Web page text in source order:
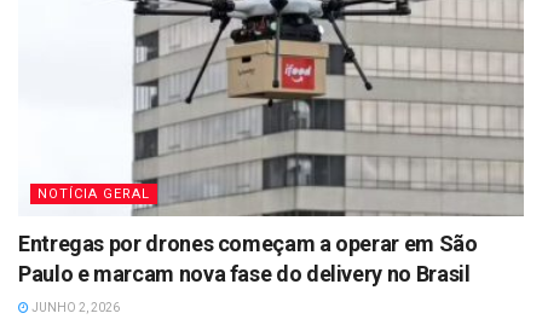
NOTÍCIA GERAL
Entregas por drones começam a operar em São
Paulo e marcam nova fase do delivery no Brasil
JUNHO 2, 2026